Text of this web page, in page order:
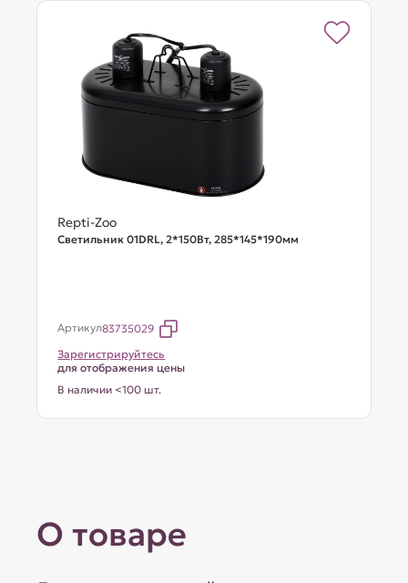
Repti-Zoo
Светильник 01DRL, 2*150Вт, 285*145*190мм
Артикул83735029
Зарегистрируйтесь
для отображения цены
В наличии <100 шт.
О товаре